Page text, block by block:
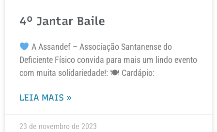
4º Jantar Baile
A Assandef – Associação Santanense do
Deficiente Físico convida para mais um lindo evento
com muita solidariedade!: 🍽 Cardápio:
LEIA MAIS »
23 de novembro de 2023